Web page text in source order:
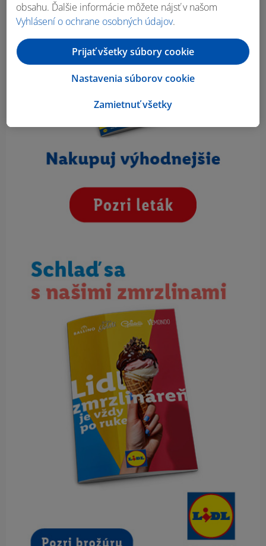
obsahu. Ďalšie informácie môžete nájsť v našom
Vyhlásení o ochrane osobných údajov.
Zamietnuť všetky
Nastavenia súborov cookie
Prijať všetky súbory cookie